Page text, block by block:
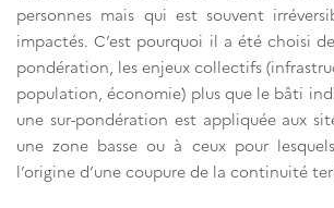
personnes mais qui est souvent
impactés. C’est pourquoi il a été choisi
pondération, les enjeux collectifs
population, économie) plus que le bâti
une sur-pondération est appliquée aux
une zone basse ou à ceux pour
l’origine d’une coupure de la continuité